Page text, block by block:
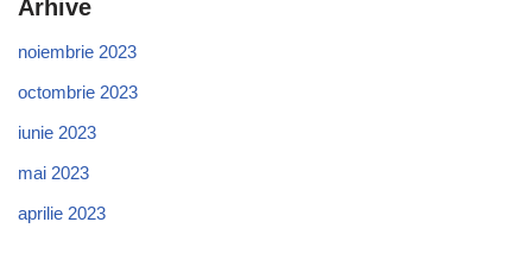
Arhive
noiembrie 2023
octombrie 2023
iunie 2023
mai 2023
aprilie 2023